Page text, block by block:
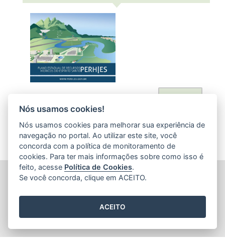
Acessar
AGÊNCIA ESTADUAL DE RECURSOS HÍDRICOS (AGERH)
(Acesso pela Rua Dep. Nelson Monteiro) - Centro
CEP: 29.010-935 - Vitória / ES
Tel.: (27) 3347-6200
Nós usamos cookies!
Nós usamos cookies para melhorar sua experiência de
navegação no portal. Ao utilizar este site, você
concorda com a política de monitoramento de
cookies. Para ter mais informações sobre como isso é
feito, acesse Política de Cookies.
Se você concorda, clique em ACEITO.
ACEITO